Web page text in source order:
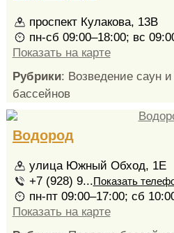
проспект Кулакова, 13В
пн-сб 09:00–18:00; вс
Показать на карте
Рубрики: Возведение саун
бассейнов
Водород
улица Южный Обход, 1Е
+7 (928) 9...Показать
пн-пт 09:00–17:00; сб
Показать на карте